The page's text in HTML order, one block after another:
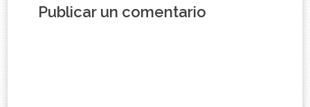
Publicar un comentario